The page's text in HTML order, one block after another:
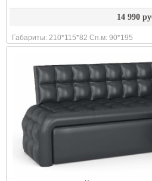
14 990
Габариты: 210*115*82 Сп.м: 90*195